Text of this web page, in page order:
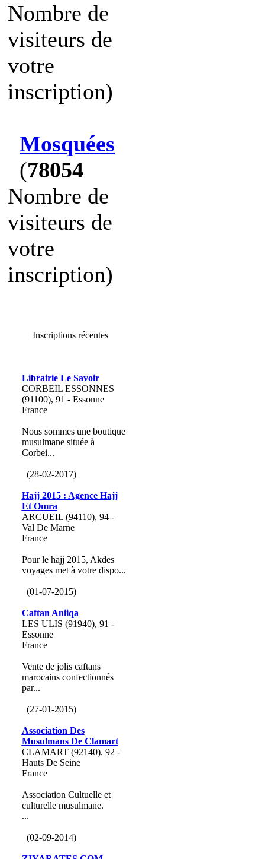
Nombre de
visiteurs de
votre
inscription)
Mosquées
(78054
Nombre de
visiteurs de
votre
inscription)
Inscriptions récentes
Librairie Le Savoir
CORBEIL ESSONNES
(91100), 91 - Essonne
France
Nous sommes une boutique
musulmane située à
Corbei...
(28-02-2017)
Hajj 2015 : Agence Hajj
Et Omra
ARCUEIL (94110), 94 -
Val De Marne
France
Pour le hajj 2015, Akdes
voyages met à votre dispo...
(01-07-2015)
Caftan Aniiqa
LES ULIS (91940), 91 -
Essonne
France
Vente de jolis caftans
marocains confectionnés
par...
(27-01-2015)
Association Des
Musulmans De Clamart
CLAMART (92140), 92 -
Hauts De Seine
France
Association Cultuelle et
culturelle musulmane.
...
(02-09-2014)